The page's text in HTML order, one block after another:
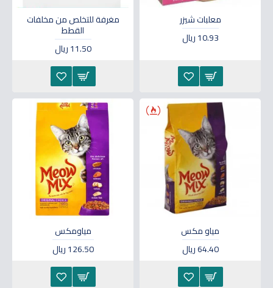
معلبات شيزر
10.93 ريال
مغرفة للتخلص من مخلفات
القطط
11.50 ريال
مياو مكس
64.40 ريال
مياومكس
126.50 ريال